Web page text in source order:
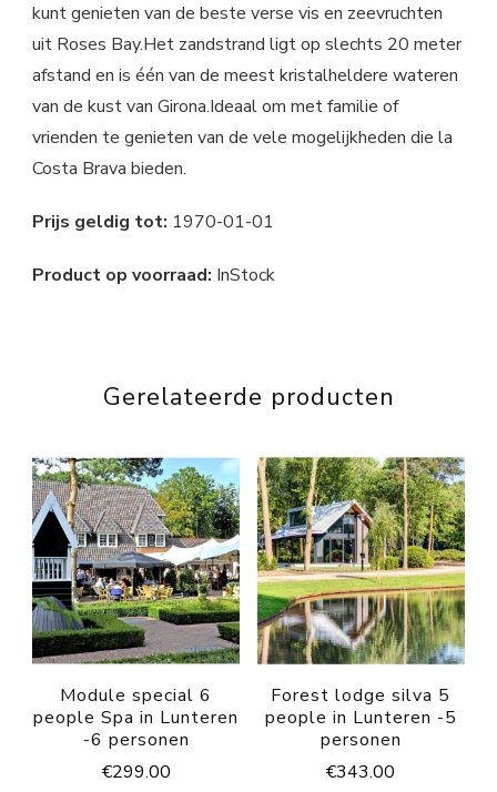
kunt genieten van de beste verse vis en zeevruchten
uit Roses Bay.Het zandstrand ligt op slechts 20 meter
afstand en is één van de meest kristalheldere wateren
van de kust van Girona.Ideaal om met familie of
vrienden te genieten van de vele mogelijkheden die la
Costa Brava bieden.
Prijs geldig tot: 1970-01-01
Product op voorraad: InStock
Gerelateerde producten
Module special 6
people Spa in Lunteren
-6 personen
€299.00
Forest lodge silva 5
people in Lunteren -5
personen
€343.00